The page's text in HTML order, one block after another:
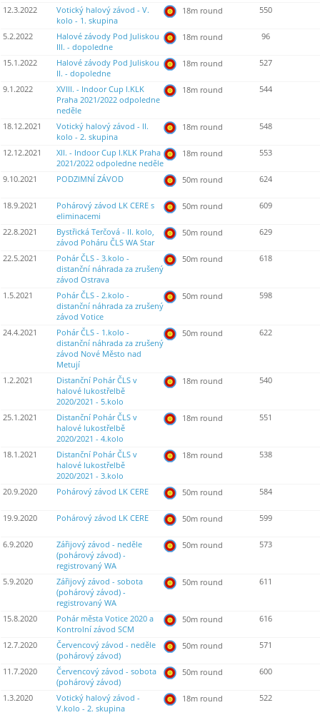
12.3.2022
Votický halový závod - V.
kolo - 1. skupina
18m round 550
5.2.2022
Halové závody Pod Juliskou
III. - dopoledne
18m round 96
15.1.2022
Halové závody Pod Juliskou
II. - dopoledne
18m round 527
9.1.2022
XVIII. - Indoor Cup I.KLK
Praha 2021/2022 odpoledne
neděle
18m round 544
18.12.2021
Votický halový závod - II.
kolo - 2. skupina
18m round 548
12.12.2021
XII. - Indoor Cup I.KLK Praha
2021/2022 odpoledne neděle
18m round 553
9.10.2021 PODZIMNÍ ZÁVOD 50m round 624
18.9.2021
Pohárový závod LK CERE s
eliminacemi
50m round 609
22.8.2021
Bystřická Terčová - II. kolo,
závod Poháru ČLS WA Star
50m round 629
22.5.2021
Pohár ČLS - 3.kolo -
distanční náhrada za zrušený
závod Ostrava
50m round 618
1.5.2021
Pohár ČLS - 2.kolo -
distanční náhrada za zrušený
závod Votice
50m round 598
24.4.2021
Pohár ČLS - 1.kolo -
distanční náhrada za zrušený
závod Nové Město nad
Metují
50m round 622
1.2.2021
Distanční Pohár ČLS v
halové lukostřelbě
2020/2021 - 5.kolo
18m round 540
25.1.2021
Distanční Pohár ČLS v
halové lukostřelbě
2020/2021 - 4.kolo
18m round 551
18.1.2021
Distanční Pohár ČLS v
halové lukostřelbě
2020/2021 - 3.kolo
18m round 538
20.9.2020 Pohárový závod LK CERE 50m round 584
19.9.2020 Pohárový závod LK CERE 50m round 599
6.9.2020
Zářijový závod - neděle
(pohárový závod) -
registrovaný WA
50m round 573
5.9.2020
Zářijový závod - sobota
(pohárový závod) -
registrovaný WA
50m round 611
15.8.2020
Pohár města Votice 2020 a
Kontrolní závod SCM
50m round 616
12.7.2020
Červencový závod - neděle
(pohárový závod)
50m round 571
11.7.2020
Červencový závod - sobota
(pohárový závod)
50m round 600
1.3.2020
Votický halový závod -
V.kolo - 2. skupina
18m round 522